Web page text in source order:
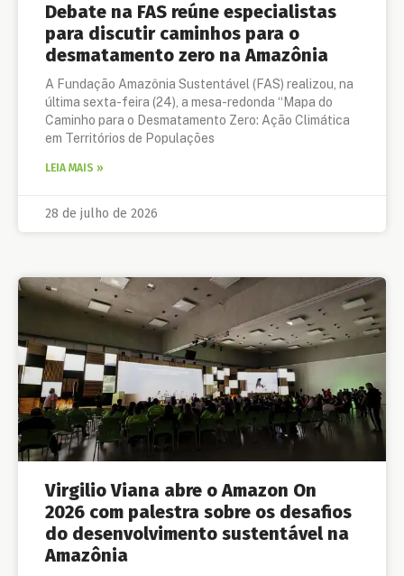
Debate na FAS reúne especialistas
para discutir caminhos para o
desmatamento zero na Amazônia
A Fundação Amazônia Sustentável (FAS) realizou, na
última sexta-feira (24), a mesa-redonda “Mapa do
Caminho para o Desmatamento Zero: Ação Climática
em Territórios de Populações
LEIA MAIS »
28 de julho de 2026
Virgilio Viana abre o Amazon On
2026 com palestra sobre os desafios
do desenvolvimento sustentável na
Amazônia